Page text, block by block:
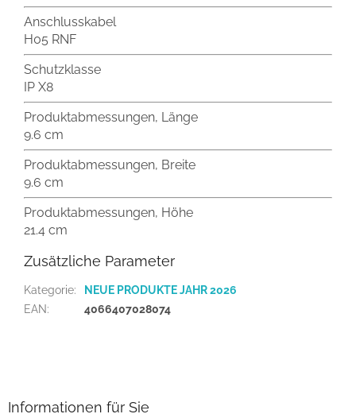
Anschlusskabel
H05 RNF
Schutzklasse
IP X8
Produktabmessungen, Länge
9.6 cm
Produktabmessungen, Breite
9.6 cm
Produktabmessungen, Höhe
21.4 cm
Zusätzliche Parameter
Kategorie:
NEUE PRODUKTE JAHR 2026
EAN: 4066407028074
Informationen für Sie